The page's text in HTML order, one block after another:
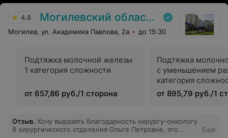
4.8 Могилевский областной онкологический диспансер
Могилев, ул. Академика Павлова, 2а до 15:30
Подтяжка молочной железы
1 категория сложности
от 657,86 руб./1 сторона
Подтяжка
с уменьшением
категория
от 895,79 руб./1
Отзыв. Хочу выразить благодарность хирургу-онкологу
8 хирургического отделения Ольге Петровне, это
Еще